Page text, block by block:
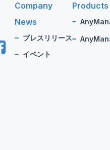
Company
News
プレスリリース
イベント
Products